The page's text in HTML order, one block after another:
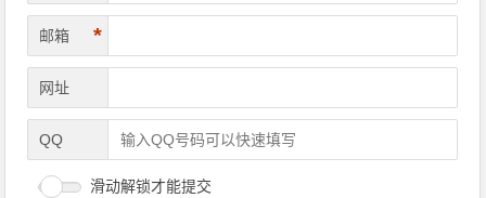
邮箱 *
网址
QQ
滑动解锁才能提交